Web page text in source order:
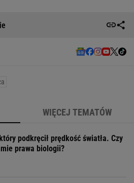
WIĘCEJ TEMATÓW
podkręcił prędkość światła. Czy
prawa biologii?